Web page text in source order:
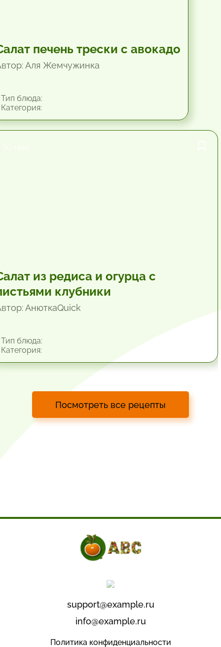
печень трески с авокадо
Аля Жемчужинка
блюда:
из редиса и огурца с
клубники
АнюткаQuiсk
блюда:
Посмотреть все рецепты
support@example.ru
info@example.ru
Политика конфиденциальности